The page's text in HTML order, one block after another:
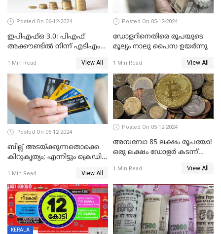
Posted On 06-12-2024
ഇപിഎഫ്ഒ 3.0: പിഎഫ്
അക്കൗണ്ടിൽ നിന്ന് എടിഎം
1 Min Read View All
Posted On 05-12-2024
ഡോളറിനെതിരെ രൂപയുടെ
മൂല്യം നാലു പൈസ ഉയര്‍ന്നു
1 Min Read View All
Posted On 05-12-2024
ബില്ല് അടയ്ക്കുന്നതൊക്കെ
കിറുകൃത്യം; എന്നിട്ടും ക്രെഡിറ്റ്
കൂടുന്നില്ലേ? കാരണം ഇതാണ്
1 Min Read View All
Posted On 05-12-2024
അമ്പമ്പോ 85 ലക്ഷം രൂപയോ!
ഒരു ലക്ഷം ഡോളർ കടന്ന്
1 Min Read View All
KERALA